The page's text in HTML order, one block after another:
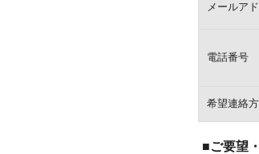
メールア
電話番号
希望連絡
■ご要望